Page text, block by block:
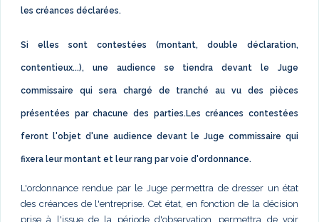
les créances déclarées.
Si elles sont contestées (montant, double déclaration,
contentieux...), une audience se tiendra devant le Juge
commissaire qui sera chargé de tranché au vu des pièces
présentées par chacune des parties.Les créances contestées
feront l'objet d'une audience devant le Juge commissaire qui
fixera leur montant et leur rang par voie d'ordonnance.
L'ordonnance rendue par le Juge permettra de dresser un état
des créances de l'entreprise. Cet état, en fonction de la décision
prise à l'issue de la période d'observation, permettra de voir